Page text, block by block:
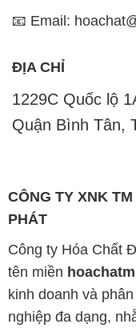
📧 Email:
ĐỊA CHỈ
1229C Quốc lộ
Quận Bình Tân,
CÔNG TY XNK
PHÁT
Công ty Hóa Chất
tên miền
kinh doanh và
nghiệp đa dạng,